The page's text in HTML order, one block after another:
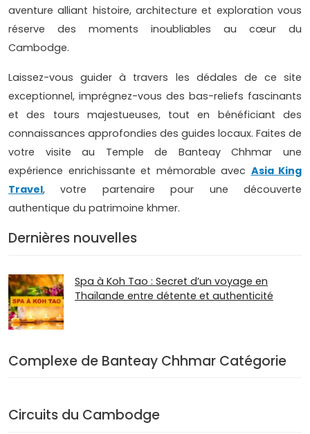
aventure alliant histoire, architecture et exploration vous
réserve des moments inoubliables au cœur du
Cambodge.
Laissez-vous guider à travers les dédales de ce site
exceptionnel, imprégnez-vous des bas-reliefs fascinants
et des tours majestueuses, tout en bénéficiant des
connaissances approfondies des guides locaux. Faites de
votre visite au Temple de Banteay Chhmar une
expérience enrichissante et mémorable avec Asia King
Travel, votre partenaire pour une découverte
authentique du patrimoine khmer.
Dernières nouvelles
Spa à Koh Tao : Secret d’un voyage en
Thaïlande entre détente et authenticité
Complexe de Banteay Chhmar Catégorie
Circuits du Cambodge